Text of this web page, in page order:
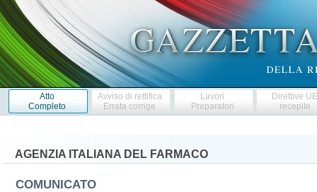
Atto
Completo
Avviso di rettifica
Errata corrige
Lavori
Preparatori
Direttive
recepite
AGENZIA ITALIANA DEL FARMACO
COMUNICATO